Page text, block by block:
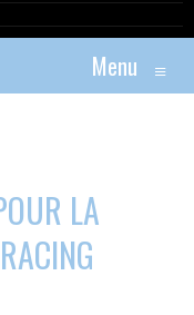
Menu ≡
LA